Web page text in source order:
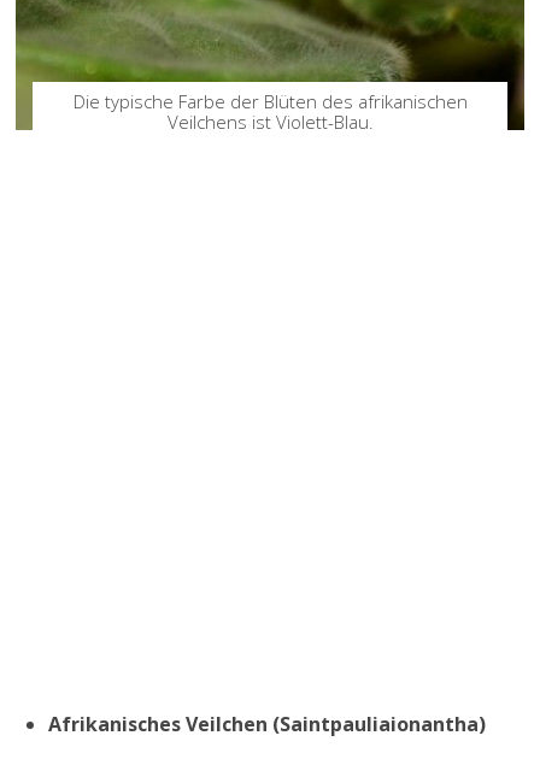
Die typische Farbe der Blüten des afrikanischen
Veilchens ist Violett-Blau.
Afrikanisches Veilchen (Saintpauliaionantha)